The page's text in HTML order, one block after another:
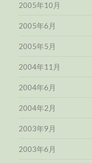
2005年10月
2005年6月
2005年5月
2004年11月
2004年6月
2004年2月
2003年9月
2003年6月